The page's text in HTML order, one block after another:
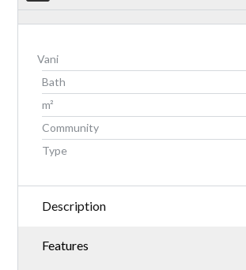
account,it takes less than a
Lost your password?
Bath
m²
Community
Type
Description
Features